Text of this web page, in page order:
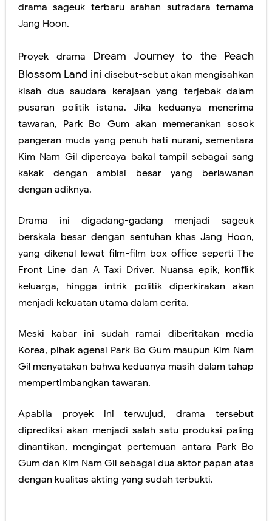
drama sageuk terbaru arahan sutradara ternama
Jang Hoon.
Proyek drama Dream Journey to the Peach
Blossom Land ini disebut-sebut akan mengisahkan
kisah dua saudara kerajaan yang terjebak dalam
pusaran politik istana. Jika keduanya menerima
tawaran, Park Bo Gum akan memerankan sosok
pangeran muda yang penuh hati nurani, sementara
Kim Nam Gil dipercaya bakal tampil sebagai sang
kakak dengan ambisi besar yang berlawanan
dengan adiknya.
Drama ini digadang-gadang menjadi sageuk
berskala besardengan sentuhan khas Jang Hoon,
yang dikenal lewat film-film box office seperti The
Front Line dan A Taxi Driver. Nuansa epik, konflik
keluarga, hingga intrik politik diperkirakan akan
menjadi kekuatan utama dalam cerita.
Meski kabar ini sudah ramai diberitakan media
Korea, pihak agensi Park Bo Gum maupun Kim Nam
Gil menyatakan bahwa keduanya masih dalam tahap
mempertimbangkan tawaran.
Apabila proyek ini terwujud, drama tersebut
diprediksi akan menjadi salah satu produksi paling
dinantikan, mengingat pertemuan antara Park Bo
Gum dan Kim Nam Gil sebagai dua aktor papan atas
dengan kualitas akting yang sudah terbukti.